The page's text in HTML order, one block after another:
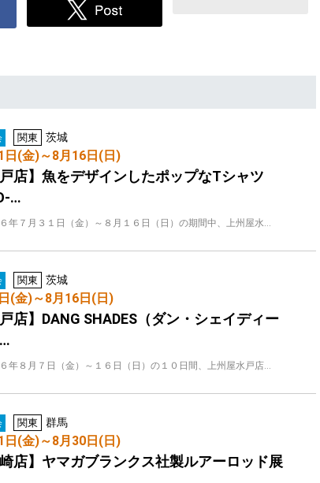
関東 茨城
日(金)～8月16日(日)
戸店】魚をデザインしたポップなTシャツ
…
年７月３１日（金）～８月１６日（日）の期間中、上州屋水…
関東 茨城
(金)～8月16日(日)
戸店】DANG SHADES（ダン・シェイディー
年８月７日（金）～１６日（日）の１０日間、上州屋水戸店…
関東 群馬
日(金)～8月30日(日)
崎店】ヤマガブランクス社製ルアーロッド展